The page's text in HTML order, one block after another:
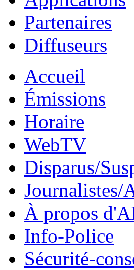
Partenaires
Diffuseurs
Accueil
Émissions
Horaire
WebTV
Disparus/
Journalistes/
À propos
Info-Police
Sécurité-